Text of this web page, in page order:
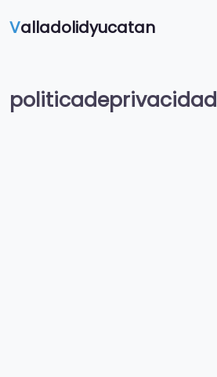
Valladolidyucatan
politicadeprivacidad